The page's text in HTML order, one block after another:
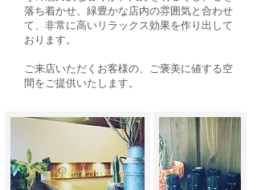
落ち着かせ、緑豊かな店内の雰囲気と合わせ
て、非常に高いリラックス効果を作り出して
おります。
ご来店いただくお客様の、ご褒美に値する空
間をご提供いたします。